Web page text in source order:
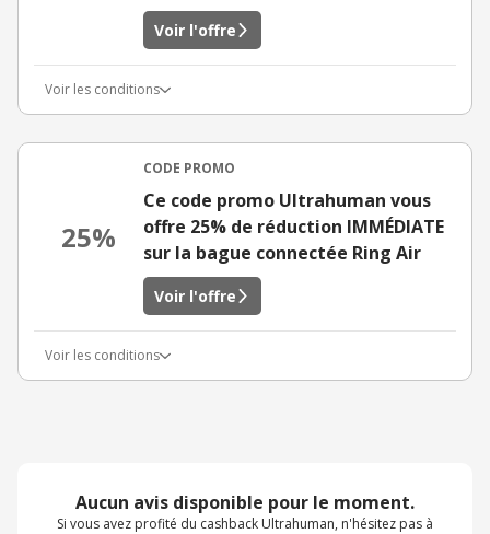
Voir l'offre
Voir les conditions
25%
CODE PROMO
Ce code promo Ultrahuman vous
offre 25% de réduction IMMÉDIATE
sur la bague connectée Ring Air
Voir l'offre
Voir les conditions
Aucun avis disponible pour le moment.
Si vous avez profité du cashback Ultrahuman, n'hésitez pas à